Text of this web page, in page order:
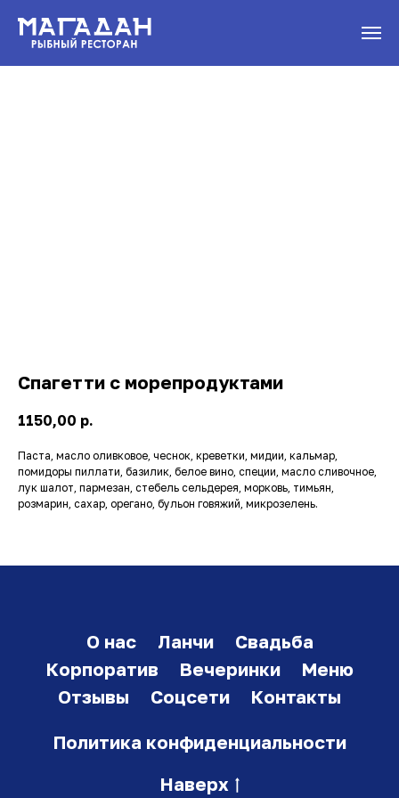
Спагетти с морепродуктами
1150,00 р.
Паста, масло оливковое, чеснок, креветки, мидии, кальмар,
помидоры пиллати, базилик, белое вино, специи, масло сливочное,
лук шалот, пармезан, стебель сельдерея, морковь, тимьян,
розмарин, сахар, орегано, бульон говяжий, микрозелень.
О нас Ланчи
Свадьба
Корпоратив
Вечеринки
Меню
Отзывы
Соцсети Контакты
Политика конфиденциальности
Наверх